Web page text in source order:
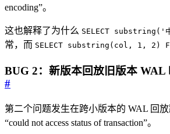
encoding”。
这也解释了为什么 SELECT substring('
常，而 SELECT substring(col, 1, 2)
BUG 2：新版本回放旧版本 WAL
#
第二个问题发生在跨小版本的 WAL 回放
“could not access status of transaction”。